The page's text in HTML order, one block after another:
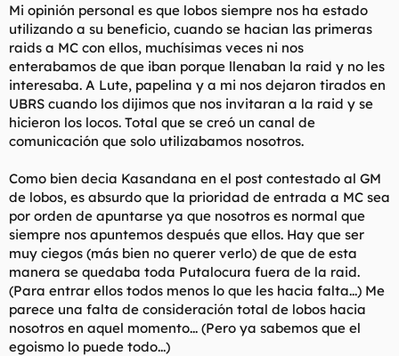
Mi opinión personal es que lobos siempre nos ha estado
utilizando a su beneficio, cuando se hacian las primeras
raids a MC con ellos, muchísimas veces ni nos
enterabamos de que iban porque llenaban la raid y no les
interesaba. A Lute, papelina y a mi nos dejaron tirados en
UBRS cuando los dijimos que nos invitaran a la raid y se
hicieron los locos. Total que se creó un canal de
comunicación que solo utilizabamos nosotros.
Como bien decia Kasandana en el post contestado al GM
de lobos, es absurdo que la prioridad de entrada a MC sea
por orden de apuntarse ya que nosotros es normal que
siempre nos apuntemos después que ellos. Hay que ser
muy ciegos (más bien no querer verlo) de que de esta
manera se quedaba toda Putalocura fuera de la raid.
(Para entrar ellos todos menos lo que les hacia falta...) Me
parece una falta de consideración total de lobos hacia
nosotros en aquel momento... (Pero ya sabemos que el
egoismo lo puede todo...)